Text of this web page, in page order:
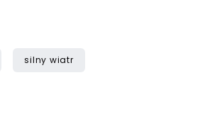
silny wiatr